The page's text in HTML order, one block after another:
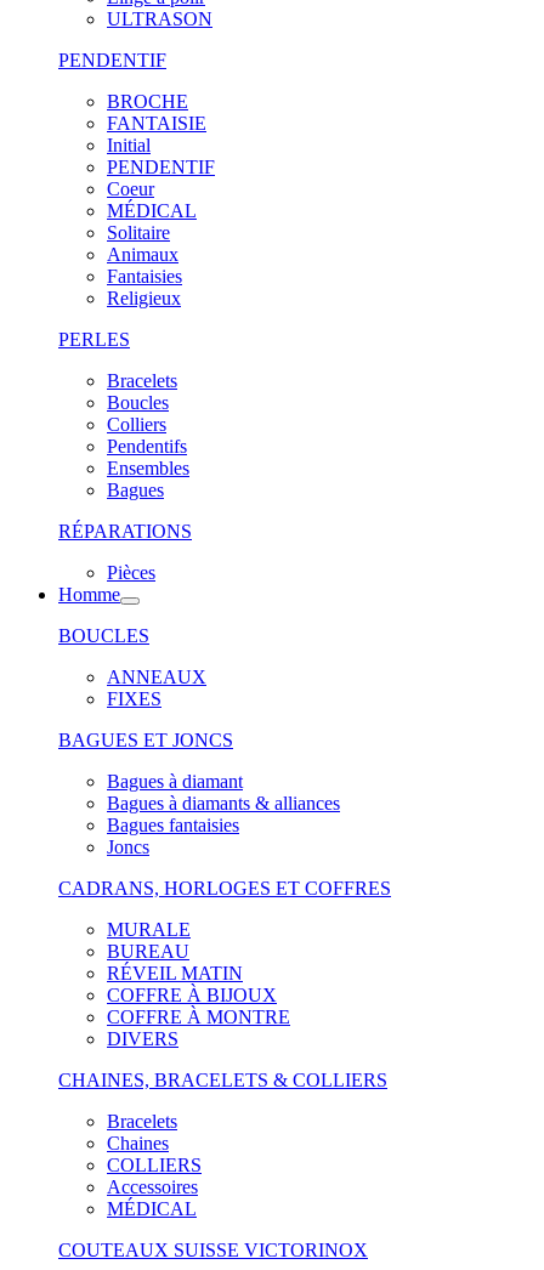
ULTRASON
PENDENTIF
BROCHE
FANTAISIE
Initial
PENDENTIF
Coeur
MÉDICAL
Solitaire
Animaux
Fantaisies
Religieux
PERLES
Bracelets
Boucles
Colliers
Pendentifs
Ensembles
Bagues
RÉPARATIONS
Pièces
Homme
BOUCLES
ANNEAUX
FIXES
BAGUES ET JONCS
Bagues à diamant
Bagues à diamants & alliances
Bagues fantaisies
Joncs
CADRANS, HORLOGES ET COFFRES
MURALE
BUREAU
RÉVEIL MATIN
COFFRE À BIJOUX
COFFRE À MONTRE
DIVERS
CHAINES, BRACELETS & COLLIERS
Bracelets
Chaines
COLLIERS
Accessoires
MÉDICAL
COUTEAUX SUISSE VICTORINOX